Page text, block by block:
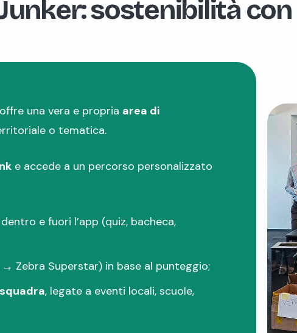
sostenibilità
una vera e propria area di
o tematica.
e accede a un percorso personalizzato
e fuori l’app (quiz, bacheca,
Zebra Superstar) in base al punteggio;
, legate a eventi locali, scuole,